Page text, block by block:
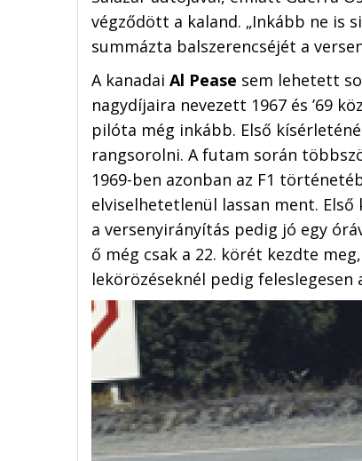
végződött a kaland. „Inkább ne is
summázta balszerencséjét a
A kanadai Al Pease sem lehetett
nagydíjaira nevezett 1967 és ’69
pilóta még inkább. Első
rangsorolni. A futam során
1969-ben azonban az F1
elviselhetetlenül lassan ment.
a versenyirányítás pedig jó egy
ő még csak a 22. körét kezdte
lekörözéseknél pedig